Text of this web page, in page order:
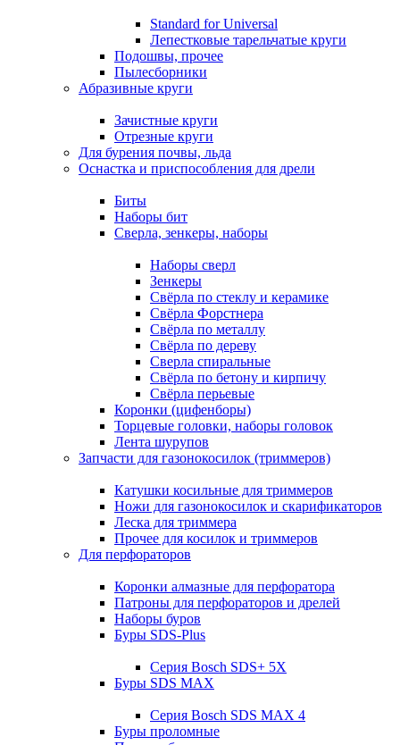
Standard for Universal
Лепестковые тарельчатые круги
Подошвы, прочее
Пылесборники
Абразивные круги
Зачистные круги
Отрезные круги
Для бурения почвы, льда
Оснастка и приспособления для дрели
Биты
Наборы бит
Сверла, зенкеры, наборы
Наборы сверл
Зенкеры
Свёрла по стеклу и керамике
Свёрла Форстнера
Свёрла по металлу
Свёрла по дереву
Сверла спиральные
Свёрла по бетону и кирпичу
Свёрла перьевые
Коронки (цифенборы)
Торцевые головки, наборы головок
Лента шурупов
Запчасти для газонокосилок (триммеров)
Катушки косильные для триммеров
Ножи для газонокосилок и скарификаторов
Леска для триммера
Прочее для косилок и триммеров
Для перфораторов
Коронки алмазные для перфоратора
Патроны для перфораторов и дрелей
Наборы буров
Буры SDS-Plus
Серия Bosch SDS+ 5X
Буры SDS MAX
Серия Bosch SDS MAX 4
Буры проломные